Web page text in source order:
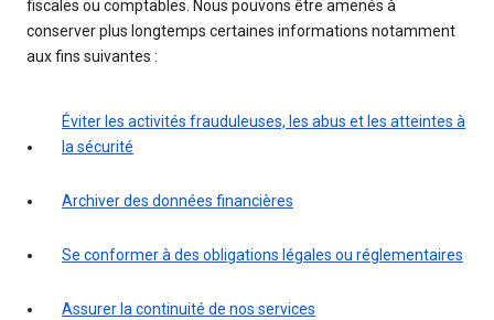
fiscales ou comptables. Nous pouvons être amenés à
conserver plus longtemps certaines informations notamment
aux fins suivantes :
Éviter les activités frauduleuses, les abus et les atteintes à
la sécurité
Archiver des données financières
Se conformer à des obligations légales ou réglementaires
Assurer la continuité de nos services